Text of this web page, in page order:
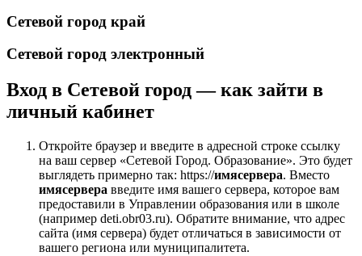
Сетевой город край
Сетевой город электронный
Вход в Сетевой город — как зайти в
личный кабинет
Откройте браузер и введите в адресной строке ссылку
на ваш сервер «Сетевой Город. Образование». Это будет
выглядеть примерно так: https://имясервера. Вместо
имясервера введите имя вашего сервера, которое вам
предоставили в Управлении образования или в школе
(например deti.obr03.ru). Обратите внимание, что адрес
сайта (имя сервера) будет отличаться в зависимости от
вашего региона или муниципалитета.